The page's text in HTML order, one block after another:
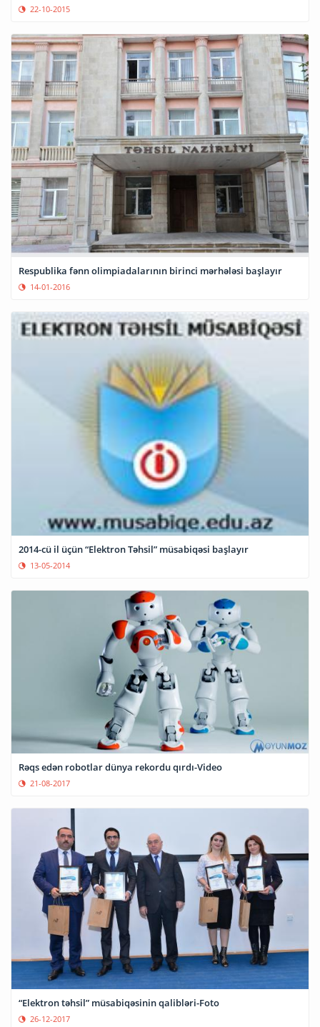
22-10-2015
Respublika fənn olimpiadalarının birinci mərhələsi başlayır
14-01-2016
2014-cü il üçün “Elektron Təhsil” müsabiqəsi başlayır
13-05-2014
Rəqs edən robotlar dünya rekordu qırdı-Video
21-08-2017
“Elektron təhsil” müsabiqəsinin qalibləri-Foto
26-12-2017